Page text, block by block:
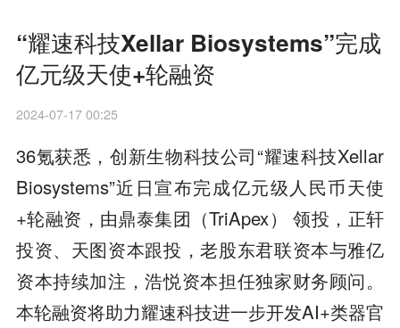
“耀速科技Xellar Biosystems”完成
亿元级天使+轮融资
2024-07-17 00:25
36氪获悉，创新生物科技公司“耀速科技Xellar
Biosystems”近日宣布完成亿元级人民币天使
+轮融资，由鼎泰集团（TriApex） 领投，正轩
投资、天图资本跟投，老股东君联资本与雅亿
资本持续加注，浩悦资本担任独家财务顾问。
本轮融资将助力耀速科技进一步开发AI+类器官